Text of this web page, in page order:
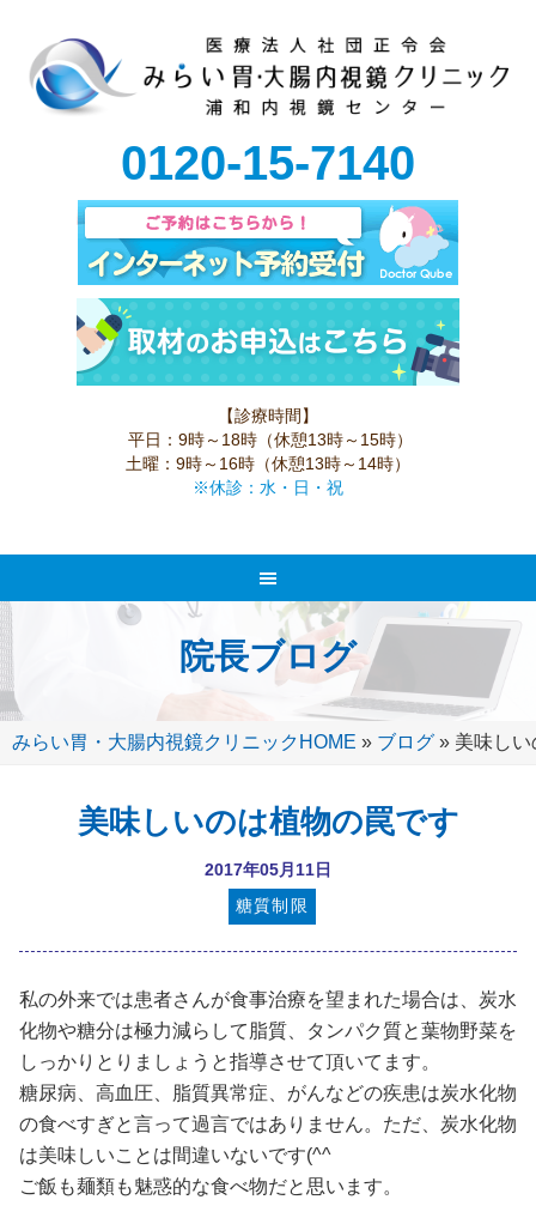
0120-15-7140
【診療時間】
平日：9時～18時（休憩13時～15時）
土曜：9時～16時（休憩13時～14時）
※休診：水・日・祝
院長ブログ
みらい胃・大腸内視鏡クリニックHOME » ブログ » 美味し
美味しいのは植物の罠です
2017年05月11日
糖質制限
私の外来では患者さんが食事治療を望まれた場合は、炭水
化物や糖分は極力減らして脂質、タンパク質と葉物野菜を
しっかりとりましょうと指導させて頂いてます。
糖尿病、高血圧、脂質異常症、がんなどの疾患は炭水化物
の食べすぎと言って過言ではありません。ただ、炭水化物
は美味しいことは間違いないです(^^
ご飯も麺類も魅惑的な食べ物だと思います。